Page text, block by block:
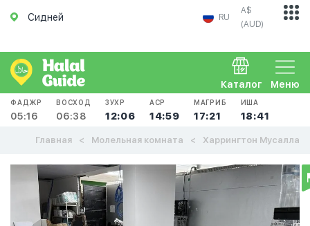
Сидней RU
A$
(AUD)
Меню
Каталог
ФАДЖР
05:16
ВОСХОД
06:38
ЗУХР
12:06
АСР
14:59
МАГРИБ
17:21
ИША
18:41
Главная Молельная комната Харрингтон Мусалла